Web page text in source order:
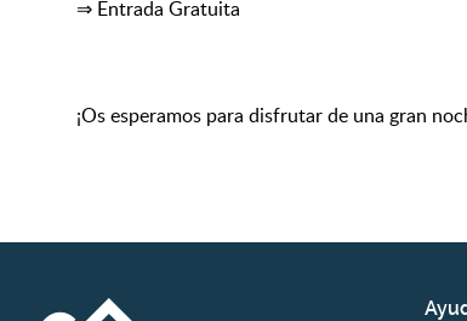
⇒ Entrada Gratuita
¡Os esperamos para disfrutar de una gran